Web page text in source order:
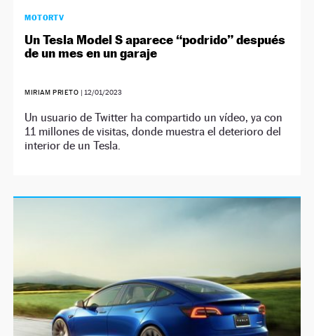
MOTORTV
Un Tesla Model S aparece “podrido” después
de un mes en un garaje
MIRIAM PRIETO | 12/01/2023
Un usuario de Twitter ha compartido un vídeo, ya con
11 millones de visitas, donde muestra el deterioro del
interior de un Tesla.